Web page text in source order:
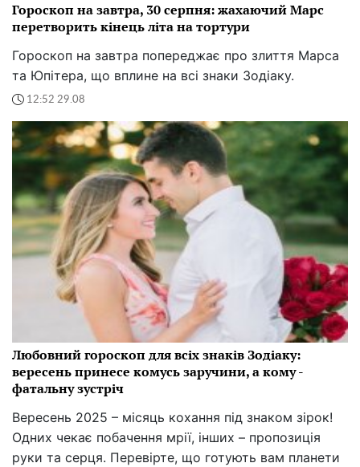
Гороскоп на завтра, 30 серпня: жахаючий Марс
перетворить кінець літа на тортури
Гороскоп на завтра попереджає про злиття Марса
та Юпітера, що вплине на всі знаки Зодіаку.
12:52 29.08
Любовний гороскоп для всіх знаків Зодіаку:
вересень принесе комусь заручини, а кому -
фатальну зустріч
Вересень 2025 – місяць кохання під знаком зірок!
Одних чекає побачення мрії, інших – пропозиція
руки та серця. Перевірте, що готують вам планети